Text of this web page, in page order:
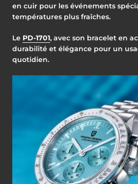
en cuir pour les événements
températures plus fraîches.
Le PD-1701, avec son bracelet en
durabilité et élégance pour un
quotidien.